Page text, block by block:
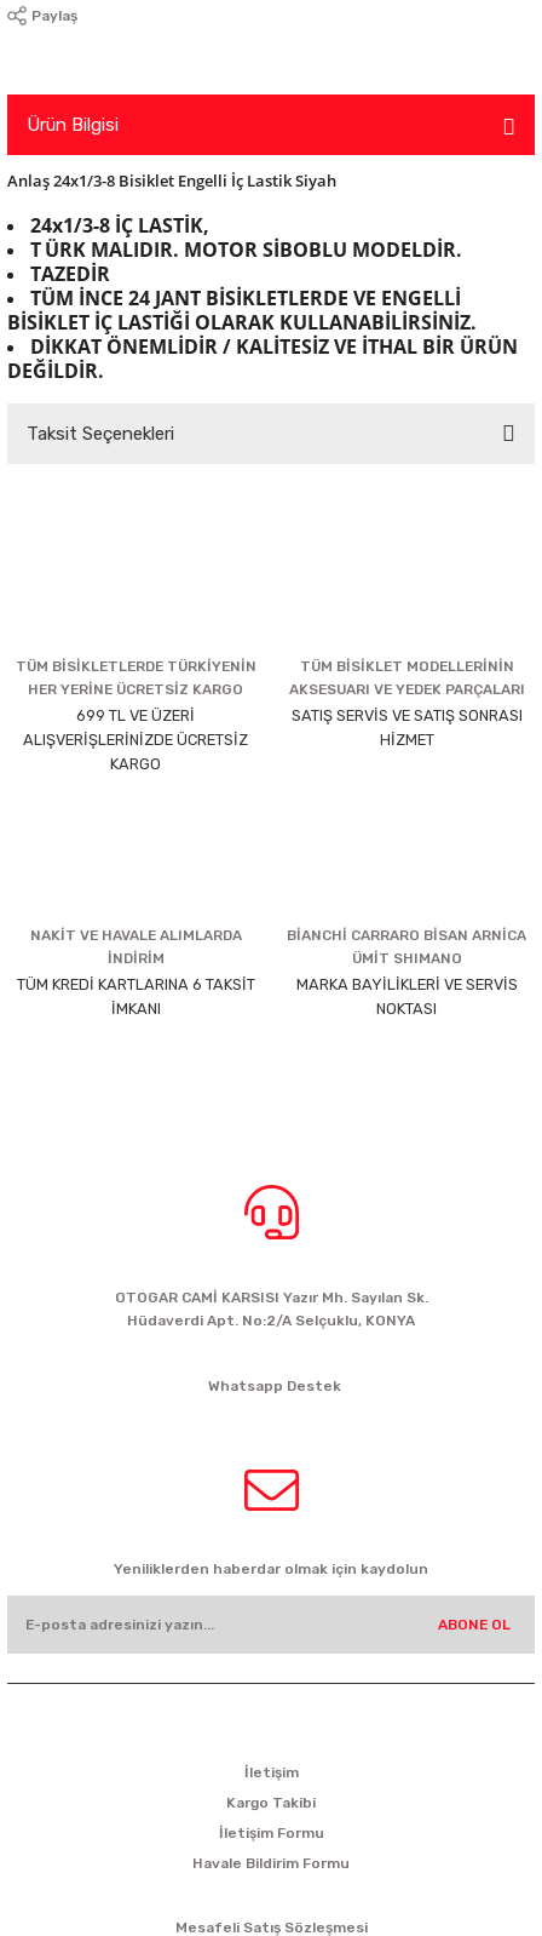
Paylaş
Ürün Bilgisi
Anlaş 24x1/3-8 Bisiklet Engelli İç Lastik Siyah
24x1/3-8 İÇ LASTİK,
TÜRK MALIDIR. MOTOR SİBOBLU MODELDİR.
TAZEDİR
TÜM İNCE 24 JANT BİSİKLETLERDE VE ENGELLİ
BİSİKLET İÇ LASTİĞİ OLARAK KULLANABİLİRSİNİZ.
DİKKAT ÖNEMLİDİR / KALİTESİZ VE İTHAL BİR ÜRÜN
DEĞİLDİR.
Taksit Seçenekleri
TÜM BİSİKLETLERDE TÜRKİYENİN
HER YERİNE ÜCRETSİZ KARGO
699 TL VE ÜZERİ
ALIŞVERİŞLERİNİZDE ÜCRETSİZ
KARGO
TÜM BİSİKLET MODELLERİNİN
AKSESUARI VE YEDEK PARÇALARI
SATIŞ SERVİS VE SATIŞ SONRASI
HİZMET
NAKİT VE HAVALE ALIMLARDA
İNDİRİM
TÜM KREDİ KARTLARINA 6 TAKSİT
İMKANI
BİANCHİ CARRARO BİSAN ARNİCA
ÜMİT SHIMANO
MARKA BAYİLİKLERİ VE SERVİS
NOKTASI
OTOGAR CAMİ KARSISI Yazır Mh. Sayılan Sk.
Hüdaverdi Apt. No:2/A Selçuklu, KONYA
Whatsapp Destek
Yeniliklerden haberdar olmak için kaydolun
ABONE OL
İletişim
Kargo Takibi
İletişim Formu
Havale Bildirim Formu
Mesafeli Satış Sözleşmesi